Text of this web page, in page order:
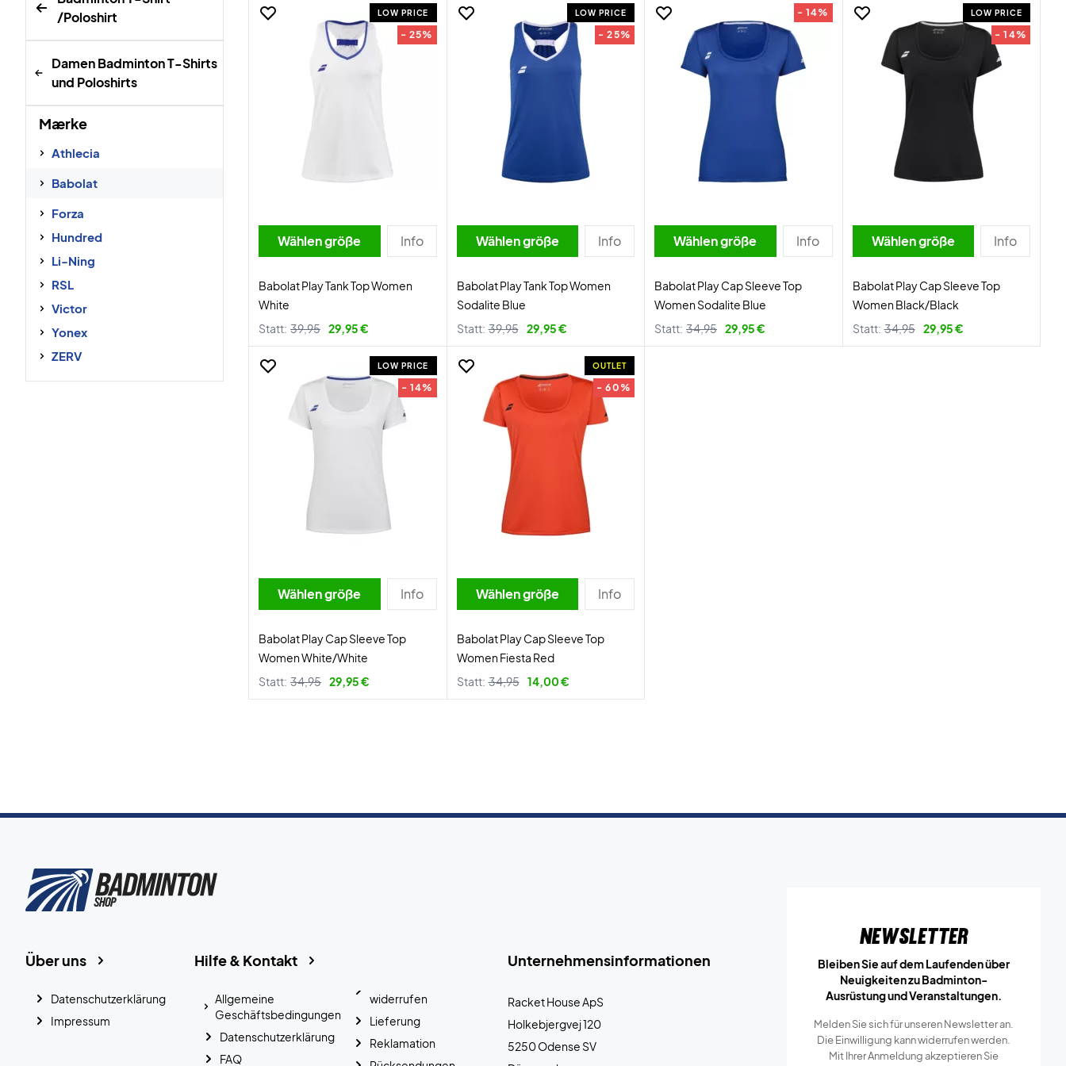
/Poloshirt
Damen Badminton T-Shirts
und Poloshirts
Mærke
Athlecia
Babolat
Forza
Hundred
Li-Ning
RSL
Victor
Yonex
ZERV
LOW PRICE
- 25%
Wählen größe Info
Babolat Play Tank Top Women
White
Statt: 39,95 29,95 €
LOW PRICE
- 25%
Wählen größe Info
Babolat Play Tank Top Women
Sodalite Blue
Statt: 39,95 29,95 €
- 14%
Wählen größe Info
Babolat Play Cap Sleeve Top
Women Sodalite Blue
Statt: 34,95 29,95 €
LOW PRICE
- 14%
Wählen größe Info
Babolat Play Cap Sleeve Top
Women Black/Black
Statt: 34,95 29,95 €
LOW PRICE
- 14%
Wählen größe Info
Babolat Play Cap Sleeve Top
Women White/White
Statt: 34,95 29,95 €
OUTLET
- 60%
Wählen größe Info
Babolat Play Cap Sleeve Top
Women Fiesta Red
Statt: 34,95 14,00 €
Unternehmensinformationen
Racket House ApS
Holkebjergvej 120
5250 Odense SV
Hilfe & Kontakt
Allgemeine
Geschäftsbedingungen
Datenschutzerklärung
FAQ
widerrufen
Lieferung
Reklamation
Über uns
Datenschutzerklärung
Impressum
Newsletter
Bleiben Sie auf dem Laufenden über
Neuigkeiten zu Badminton-
Ausrüstung und Veranstaltungen.
Melden Sie sich für unseren Newsletter an.
Die Einwilligung kann widerrufen werden.
Mit Ihrer Anmeldung akzeptieren Sie